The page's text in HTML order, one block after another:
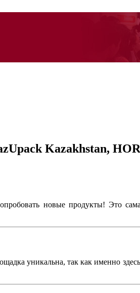
Kazakhstan,
новые продукты! Это
уникальна, так как именно